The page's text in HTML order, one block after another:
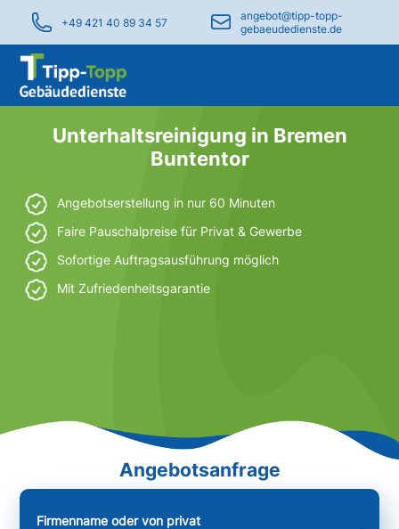
+49 421 40 89 34 57
angebot@tipp-topp-
gebaeudedienste.de
Unterhaltsreinigung in Bremen
Buntentor
Angebotserstellung in nur 60 Minuten
Faire Pauschalpreise für Privat & Gewerbe
Sofortige Auftragsausführung möglich
Mit Zufriedenheitsgarantie
Firmenname oder von privat